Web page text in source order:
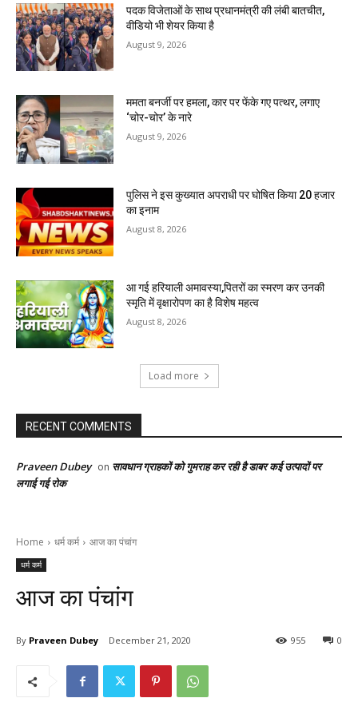
पदक विजेताओं के साथ प्रधानमंत्री की लंबी बातचीत,
वीडियो भी शेयर किया है
August 9, 2026
ममता बनर्जी पर हमला, कार पर फेंके गए पत्थर, लगाए
‘चोर-चोर’ के नारे
August 9, 2026
पुलिस ने इस कुख्यात अपराधी पर घोषित किया 20 हजार
का इनाम
August 8, 2026
आ गई हरियाली अमावस्या,पितरों का स्मरण कर उनकी
स्मृति में वृक्षारोपण का है विशेष महत्व
August 8, 2026
Load more
RECENT COMMENTS
Praveen Dubey on सावधान ग्राहकों को गुमराह कर रही है डाबर कई उत्पादों पर
लगाई गई रोक